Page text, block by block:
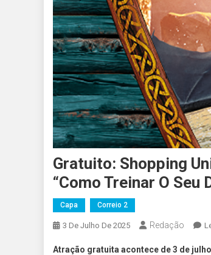
Gratuito: Shopping
“Como Treinar O Seu
Capa Correio 2
3 De Julho De 2025 Redação
Atração gratuita acontece de 3 de